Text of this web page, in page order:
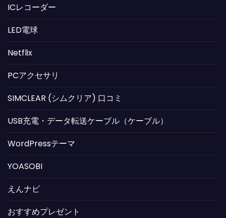
ICレコーダー
LED電球
Netflix
PCアクセサリ
SIMCLEAR (シムクリア) 口コミ
USB充電・データ転送ケーブル（ケーブル）
WordPressテーマ
YOASOBI
えんナビ
おすすめプレゼント